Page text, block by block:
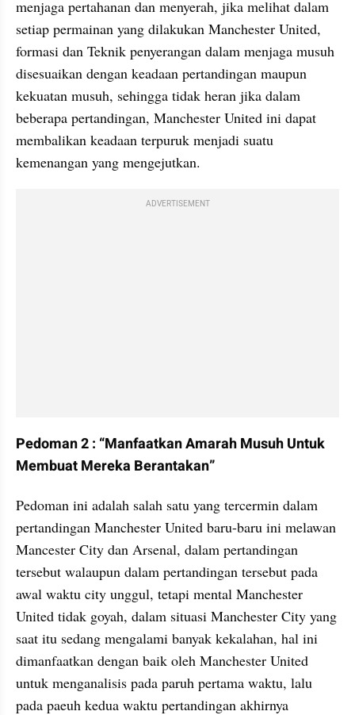
menjaga pertahanan dan menyerah, jika melihat dalam
setiap permainan yang dilakukan Manchester United,
formasi dan Teknik penyerangan dalam menjaga musuh
disesuaikan dengan keadaan pertandingan maupun
kekuatan musuh, sehingga tidak heran jika dalam
beberapa pertandingan, Manchester United ini dapat
membalikan keadaan terpuruk menjadi suatu
kemenangan yang mengejutkan.
ADVERTISEMENT
Pedoman 2 : “Manfaatkan Amarah Musuh Untuk
Membuat Mereka Berantakan”
Pedoman ini adalah salah satu yang tercermin dalam
pertandingan Manchester United baru-baru ini melawan
Mancester City dan Arsenal, dalam pertandingan
tersebut walaupun dalam pertandingan tersebut pada
awal waktu city unggul, tetapi mental Manchester
United tidak goyah, dalam situasi Manchester City yang
saat itu sedang mengalami banyak kekalahan, hal ini
dimanfaatkan dengan baik oleh Manchester United
untuk menganalisis pada paruh pertama waktu, lalu
pada paeuh kedua waktu pertandingan akhirnya